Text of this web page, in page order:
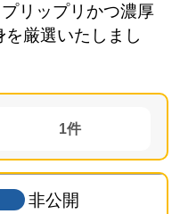
リップリかつ濃厚
厳選いたしまし
1
非公開